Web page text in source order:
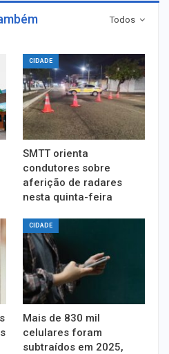
Todos
CIDADE
SMTT orienta
condutores sobre
aferição de radares
nesta quinta-feira
CIDADE
Mais de 830 mil
celulares foram
subtraídos em 2025,